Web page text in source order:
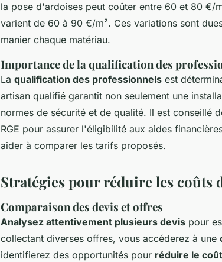
la pose d'ardoises peut coûter entre 60 et 80 €/
varient de 60 à 90 €/m². Ces variations sont
manier chaque matériau.
Importance de la qualification des
La qualification des professionnels est
artisan qualifié garantit non seulement une
normes de sécurité et de qualité. Il est conseillé
RGE pour assurer l'éligibilité aux aides
aider à comparer les tarifs proposés.
Stratégies pour réduire les coûts
Comparaison des devis et offres
Analysez attentivement plusieurs devis pour
collectant diverses offres, vous accéderez à une
identifierez des opportunités pour réduire le